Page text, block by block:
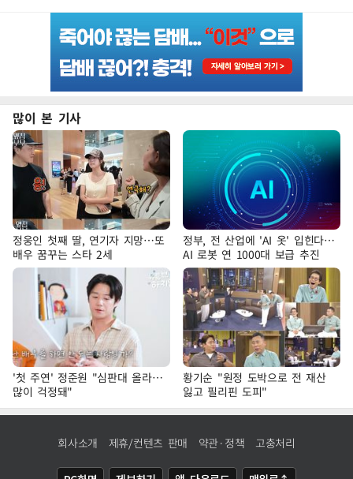
많이 본 기사
정웅인 첫째 딸, 연기자 지망…또
배우 꿈꾸는 스타 2세
정부, 전 산업에 'AI 옷' 입힌다…
AI 로봇 연 1000대 보급 추진
'첫 주연' 정준원 "심판대 올라…
많이 걱정돼"
황기순 "원정 도박으로 전 재산
잃고 필리핀 도피"
회사소개 제휴/컨텐츠 판매 약관·정책 고충처리